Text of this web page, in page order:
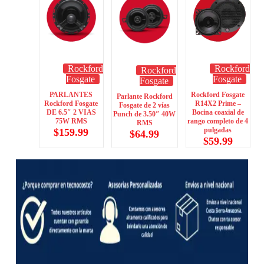
Rockford
Fosgate
PARLANTES
Rockford Fosgate
DE 6.5″ 2 VIAS
75W RMS
$159.99
Rockford
Fosgate
Parlante Rockford
Fosgate de 2 vías
Punch de 3.50″ 40W
RMS
$64.99
Rockford
Fosgate
Rockford Fosgate
R14X2 Prime –
Bocina coaxial de
rango completo de 4
pulgadas
$59.99